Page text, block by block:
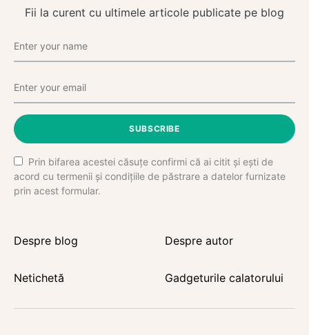
Fii la curent cu ultimele articole publicate pe blog
SUBSCRIBE
Prin bifarea acestei căsuțe confirmi că ai citit și ești de
acord cu termenii și condițiile de păstrare a datelor furnizate
prin acest formular.
Despre blog Despre autor
Netichetă Gadgeturile calatorului